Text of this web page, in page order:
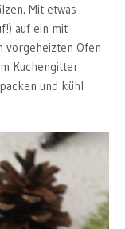
Mit etwas
auf ein mit
vorgeheizten Ofen
Kuchengitter
und kühl